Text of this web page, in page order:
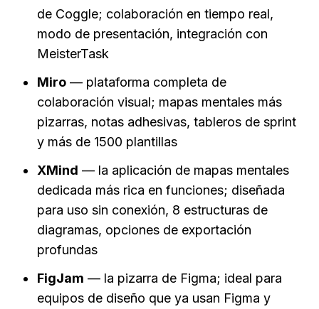
de Coggle; colaboración en tiempo real,
modo de presentación, integración con
MeisterTask
Miro — plataforma completa de
colaboración visual; mapas mentales más
pizarras, notas adhesivas, tableros de sprint
y más de 1500 plantillas
XMind — la aplicación de mapas mentales
dedicada más rica en funciones; diseñada
para uso sin conexión, 8 estructuras de
diagramas, opciones de exportación
profundas
FigJam — la pizarra de Figma; ideal para
equipos de diseño que ya usan Figma y